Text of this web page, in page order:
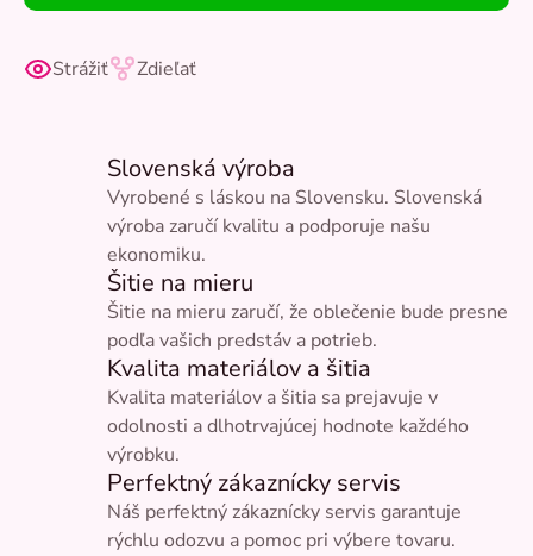
Strážiť Zdieľať
Slovenská výroba
Vyrobené s láskou na Slovensku. Slovenská
výroba zaručí kvalitu a podporuje našu
ekonomiku.
Šitie na mieru
Šitie na mieru zaručí, že oblečenie bude presne
podľa vašich predstáv a potrieb.
Kvalita materiálov a šitia
Kvalita materiálov a šitia sa prejavuje v
odolnosti a dlhotrvajúcej hodnote každého
výrobku.
Perfektný zákaznícky servis
Náš perfektný zákaznícky servis garantuje
rýchlu odozvu a pomoc pri výbere tovaru.